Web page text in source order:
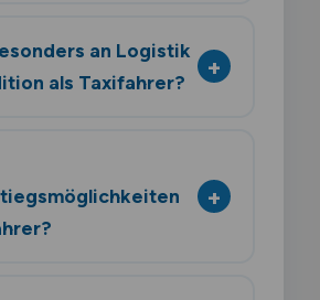
an Logistik
als Taxifahrer?